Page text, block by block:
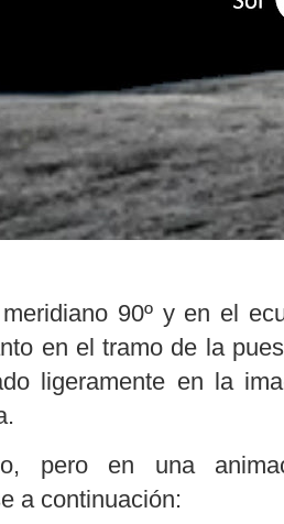
90º y en el
en el tramo de la
ligeramente en la
pero en una
a continuación: